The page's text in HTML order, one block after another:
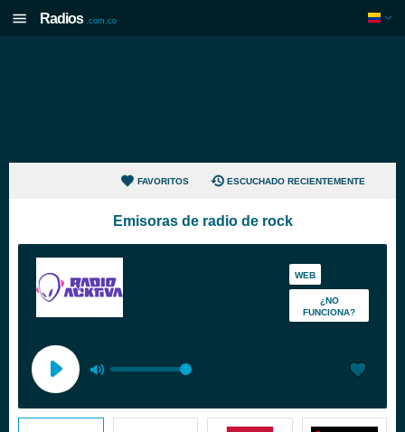
Radios .com.co
FAVORITOS ESCUCHADO RECIENTEMENTE
Emisoras de radio de rock
WEB
¿NO
FUNCIONA?